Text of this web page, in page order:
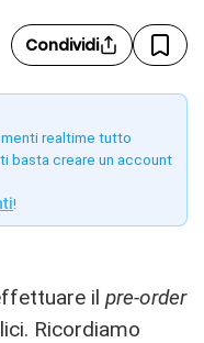
Condividi
realtime tutto
basta creare un account
!
il pre-order
Ricordiamo